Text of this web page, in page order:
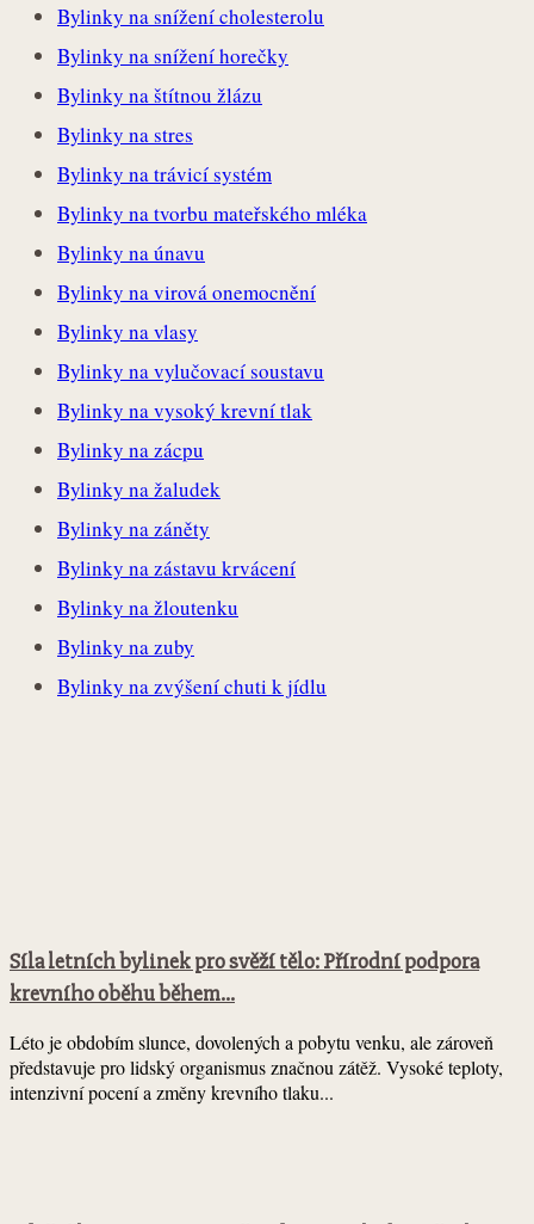
Bylinky na snížení cholesterolu
Bylinky na snížení horečky
Bylinky na štítnou žlázu
Bylinky na stres
Bylinky na trávicí systém
Bylinky na tvorbu mateřského mléka
Bylinky na únavu
Bylinky na virová onemocnění
Bylinky na vlasy
Bylinky na vylučovací soustavu
Bylinky na vysoký krevní tlak
Bylinky na zácpu
Bylinky na žaludek
Bylinky na záněty
Bylinky na zástavu krvácení
Bylinky na žloutenku
Bylinky na zuby
Bylinky na zvýšení chuti k jídlu
Síla letních bylinek pro svěží tělo: Přírodní podpora
krevního oběhu během...
Léto je obdobím slunce, dovolených a pobytu venku, ale zároveň
představuje pro lidský organismus značnou zátěž. Vysoké teploty,
intenzivní pocení a změny krevního tlaku...